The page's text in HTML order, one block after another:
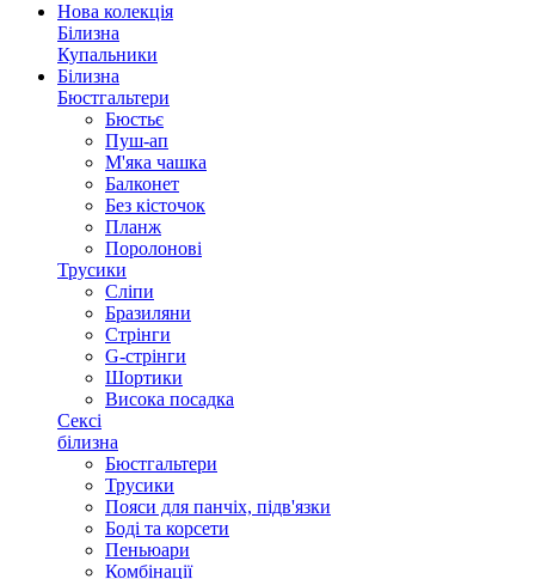
Нова колекція
Білизна
Купальники
Білизна
Бюстгальтери
Бюстьє
Пуш-ап
М'яка чашка
Балконет
Без кісточок
Планж
Поролонові
Трусики
Сліпи
Бразиляни
Стрінги
G-стрінги
Шортики
Висока посадка
Сексі
білизна
Бюстгальтери
Трусики
Пояси для панчіх, підв'язки
Боді та корсети
Пеньюари
Комбінації